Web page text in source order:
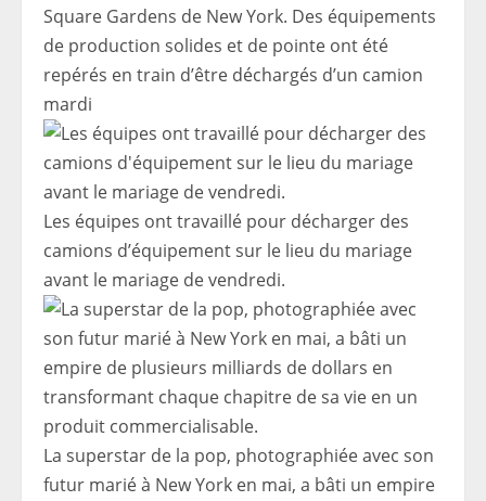
Square Gardens de New York. Des équipements
de production solides et de pointe ont été
repérés en train d’être déchargés d’un camion
mardi
Les équipes ont travaillé pour décharger des
camions d’équipement sur le lieu du mariage
avant le mariage de vendredi.
La superstar de la pop, photographiée avec son
futur marié à New York en mai, a bâti un empire